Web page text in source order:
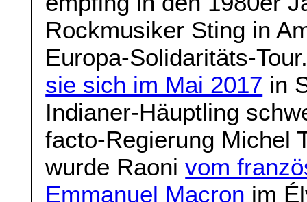
Rockmusiker Sting in
Europa-Solidaritäts-
sie sich im Mai 2017 in
Indianer-Häuptling
facto-Regierung Michel
wurde Raonivom
Emmanuel Macron im